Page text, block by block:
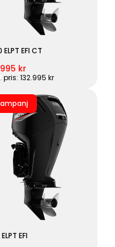
ELPT EFI CT
kr
pris: 132.995 kr
ELPT EFI